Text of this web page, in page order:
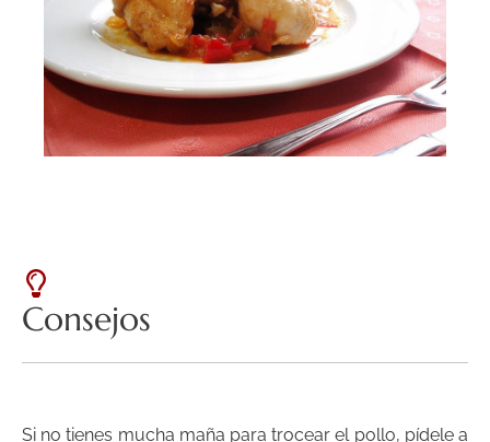
Consejos
Si no tienes mucha maña para trocear el pollo, pídele a